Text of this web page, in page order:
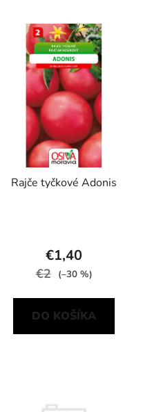
Rajče tyčkové Adonis
€1,40
€2 (–30 %)
DO KOŠÍKA